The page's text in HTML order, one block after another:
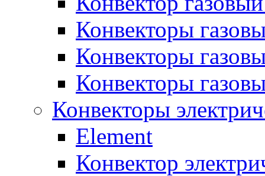
Конвекторы
Конвекторы
Конвекторы
Конвекторы
Element
Конвектор